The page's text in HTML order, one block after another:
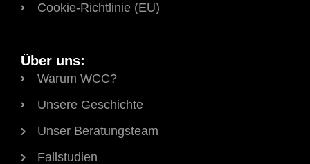
Cookie-Richtlinie (EU)
Über uns:
Warum WCC?
Unsere Geschichte
Unser Beratungsteam
Fallstudien